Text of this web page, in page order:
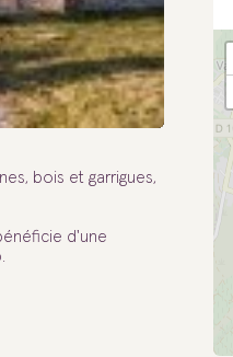
bois et garrigues,
d'une